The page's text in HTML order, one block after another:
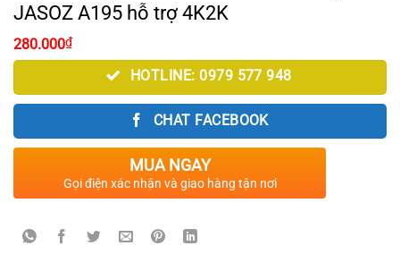
JASOZ A195 hỗ trợ 4K2K
280.000₫
HOTLINE: 0979 577 948
CHAT FACEBOOK
MUA NGAY
Gọi điện xác nhận và giao hàng tận nơi